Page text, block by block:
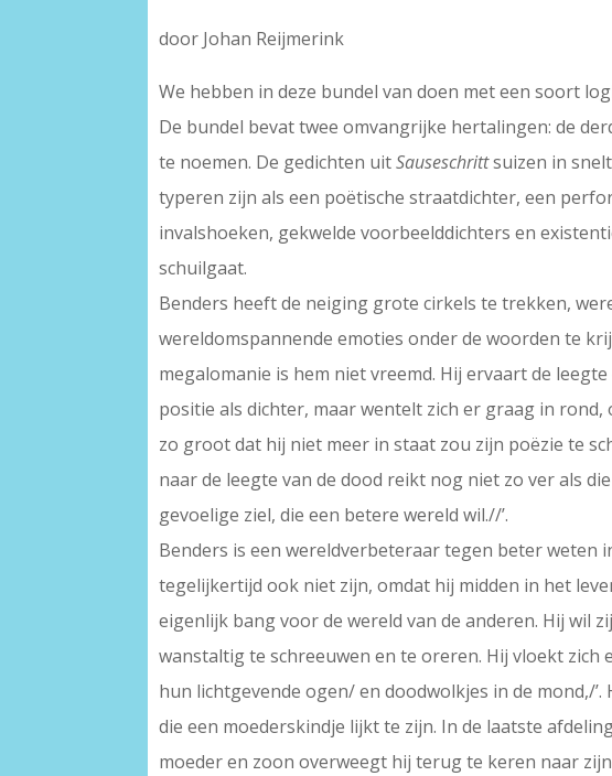
door Johan Reijmerink
We hebben in deze bundel van doen met een soort
De bundel bevat twee omvangrijke hertalingen: de
te noemen. De gedichten uitSauseschrittsuizen in
typeren zijn als een poëtische straatdichter, een
invalshoeken, gekwelde voorbeelddichters en
schuilgaat.
Benders heeft de neiging grote cirkels te trekken,
wereldomspannende emoties onder de woorden te
megalomanie is hem niet vreemd. Hij ervaart de
positie als dichter, maar wentelt zich er graag in
zo groot dat hij niet meer in staat zou zijn poëzie te
naar de leegte van de dood reikt nog niet zo ver als
gevoelige ziel, die een betere wereld wil.//’.
Benders is een wereldverbeteraar tegen beter weten
tegelijkertijd ook niet zijn, omdat hij midden in het
eigenlijk bang voor de wereld van de anderen. Hij wil
wanstaltig te schreeuwen en te oreren. Hij vloekt zich
hun lichtgevende ogen/ en doodwolkjes in de mond,/
die een moederskindje lijkt te zijn. In de laatste
moeder en zoon overweegt hij terug te keren naar